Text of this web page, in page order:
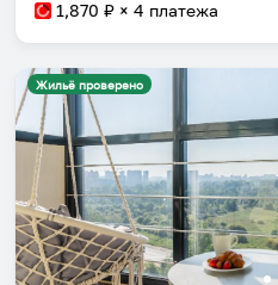
1,870 ₽ × 4 платежа
Жильё проверено